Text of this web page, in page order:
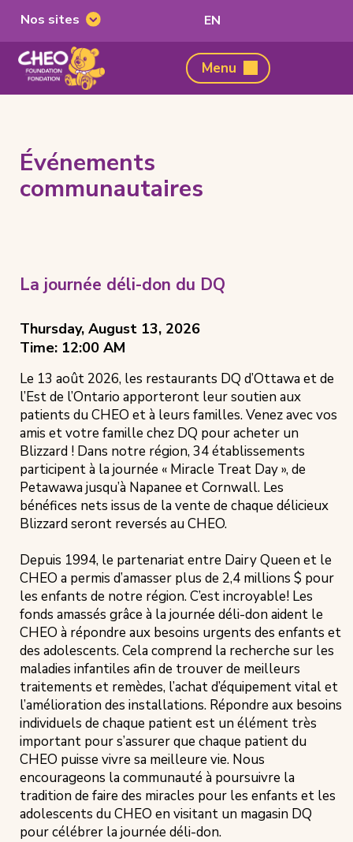
Nos
sites
Nos sites EN
l'anglais
Fondation
du
Menu
Événements
communautaires
Events
List
La journée déli-don du DQ
Thursday, August 13, 2026
Time: 12:00 AM
Description
for
La
journée
déli-
don
du
DQ
Le 13 août 2026, les restaurants DQ d’Ottawa et de
l’Est de l’Ontario apporteront leur soutien aux
patients du CHEO et à leurs familles. Venez avec vos
amis et votre famille chez DQ pour acheter un
Blizzard ! Dans notre région, 34 établissements
participent à la journée « Miracle Treat Day », de
Petawawa jusqu’à Napanee et Cornwall. Les
bénéfices nets issus de la vente de chaque délicieux
Blizzard seront reversés au CHEO.
Depuis 1994, le partenariat entre Dairy Queen et le
CHEO a permis d’amasser plus de 2,4 millions $ pour
les enfants de notre région. C’est incroyable! Les
fonds amassés grâce à la journée déli-don aident le
CHEO à répondre aux besoins urgents des enfants et
des adolescents. Cela comprend la recherche sur les
maladies infantiles afin de trouver de meilleurs
traitements et remèdes, l’achat d’équipement vital et
l’amélioration des installations. Répondre aux besoins
individuels de chaque patient est un élément très
important pour s’assurer que chaque patient du
CHEO puisse vivre sa meilleure vie. Nous
encourageons la communauté à poursuivre la
tradition de faire des miracles pour les enfants et les
adolescents du CHEO en visitant un magasin DQ
pour célébrer la journée déli-don.
Badges